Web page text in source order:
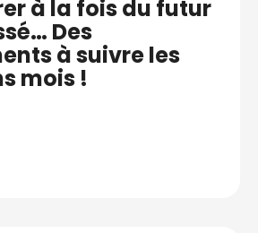
à la fois du futur
Des
à suivre les
mois !